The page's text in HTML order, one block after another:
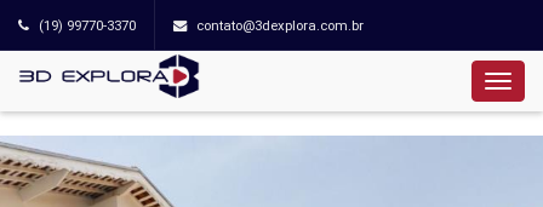
(19) 99770-3370 contato@3dexplora.com.br